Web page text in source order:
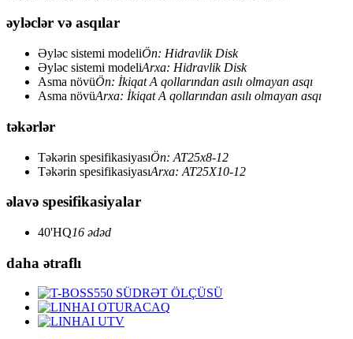
əyləclər və asqılar
Əyləc sistemi modeliÖn: Hidravlik Disk
Əyləc sistemi modeliArxa: Hidravlik Disk
Asma növüÖn: İkiqat A qollarından asılı olmayan asqı
Asma növüArxa: İkiqat A qollarından asılı olmayan asqı
təkərlər
Təkərin spesifikasiyasıÖn: AT25x8-12
Təkərin spesifikasiyasıArxa: AT25X10-12
əlavə spesifikasiyalar
40'HQ16 ədəd
daha ətraflı